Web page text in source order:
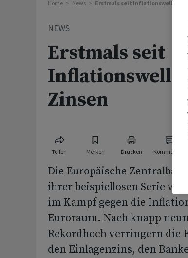
Home News Erstmals seit Inflationswelle:
NEWS
Erstmals seit
Zinsen
Teilen Merken Drucken Kommentare
Die Europäische
ihrer beispiellosen Serie
im Kampf gegen die
Euroraum. Nach knapp
Rekordhoch verringern die
den Einlagenzins, den